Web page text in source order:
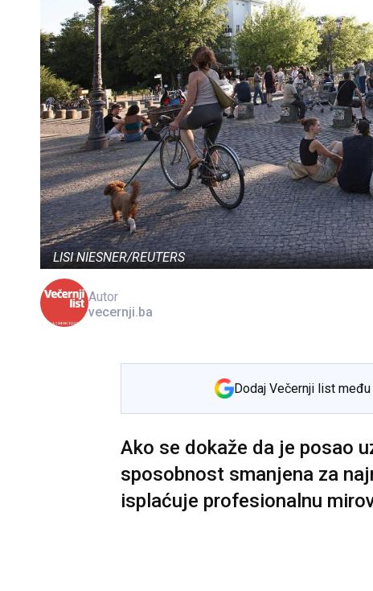
LISI NIESNER/REUTERS
Autor
vecernji.ba
Dodaj Večernji list
Ako se dokaže da je posao
sposobnost smanjena za
isplaćuje profesionalnu